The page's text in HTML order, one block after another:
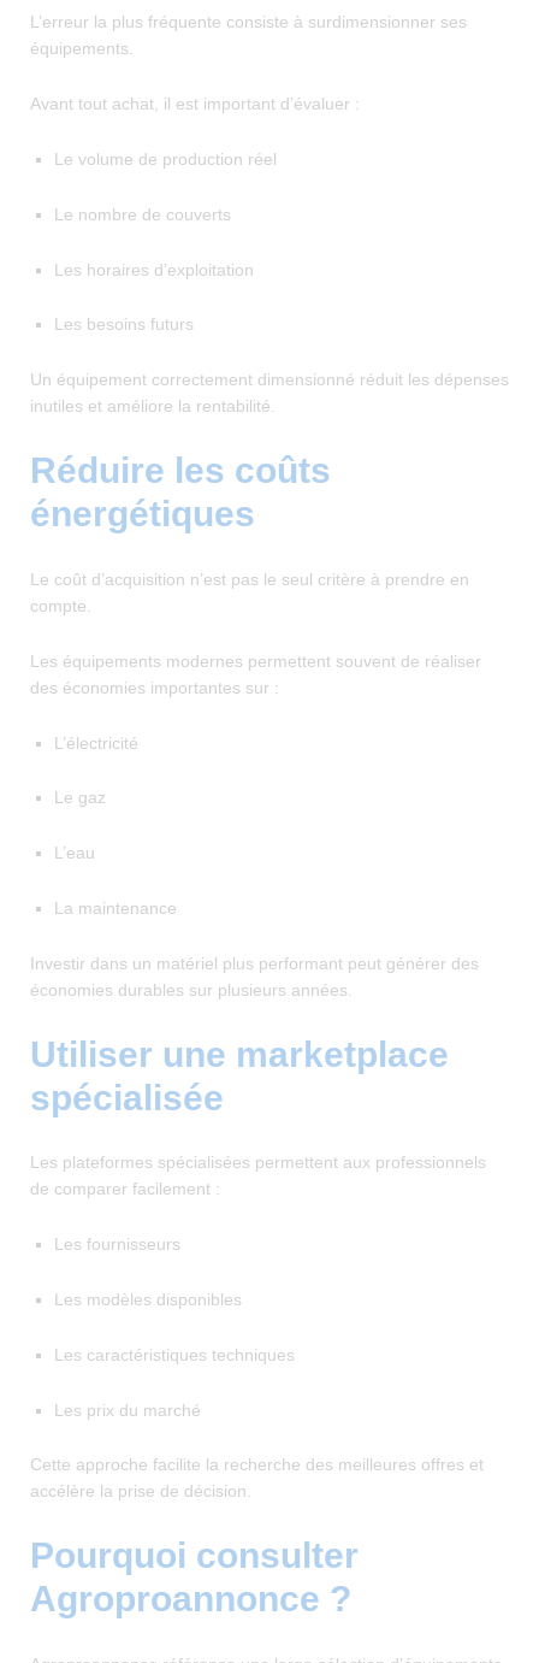
L’erreur la plus fréquente consiste à surdimensionner ses
équipements.
Avant tout achat, il est important d’évaluer :
Le volume de production réel
Le nombre de couverts
Les horaires d’exploitation
Les besoins futurs
Un équipement correctement dimensionné réduit les dépenses
inutiles et améliore la rentabilité.
Réduire les coûts
énergétiques
Le coût d’acquisition n’est pas le seul critère à prendre en
compte.
Les équipements modernes permettent souvent de réaliser
des économies importantes sur :
L’électricité
Le gaz
L’eau
La maintenance
Investir dans un matériel plus performant peut générer des
économies durables sur plusieurs années.
Utiliser une marketplace
spécialisée
Les plateformes spécialisées permettent aux professionnels
de comparer facilement :
Les fournisseurs
Les modèles disponibles
Les caractéristiques techniques
Les prix du marché
Cette approche facilite la recherche des meilleures offres et
accélère la prise de décision.
Pourquoi consulter
Agroproannonce ?